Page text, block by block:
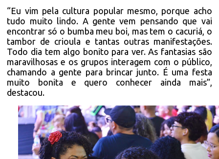
“Eu vim pela cultura popular mesmo, porque acho
tudo muito lindo. A gente vem pensando que vai
encontrar só o bumba meu boi, mas tem o cacuriá, o
tambor de crioula e tantas outras manifestações.
Todo dia tem algo bonito para ver. As fantasias são
maravilhosas e os grupos interagem com o público,
chamando a gente para brincar junto. É uma festa
muito bonita e quero conhecer ainda mais”,
destacou.